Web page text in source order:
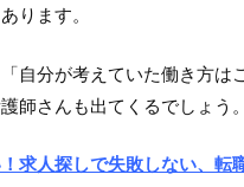
ります。
自分が考えていた働き方は
師さんも出てくるでしょう。
求人探しで失敗しない、転